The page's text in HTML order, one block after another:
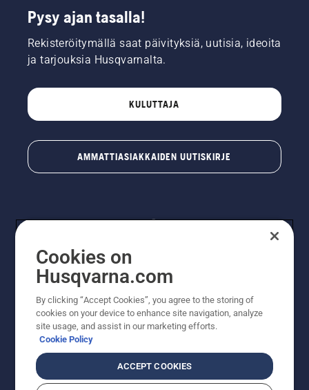
Pysy ajan tasalla!
Rekisteröitymällä saat päivityksiä, uutisia, ideoita
ja tarjouksia Husqvarnalta.
KULUTTAJA
AMMATTIASIAKKAIDEN UUTISKIRJE
© Husqvarna AB (publ). Kaikki oikeudet pidätetään.
Hinnat ovat suositushintoja. Varaamme oikeudet
hintamuutoksiin, kirjoitus- ja sisältövirheisiin. Sivusto
pyritään pitämään mahdollisimman ajantasaisena ja
suositushintoja (sis. alv), ellei tuotetta voi ostaa
suoraan verkkosivustoltamme.
Cookies on
Husqvarna.com
By clicking “Accept Cookies”, you agree to the storing of
cookies on your device to enhance site navigation, analyze
site usage, and assist in our marketing efforts.
Cookie Policy
ACCEPT COOKIES